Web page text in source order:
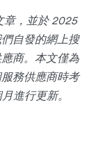
章，並於 2025
自發的網上搜
商。本文僅為
務供應商時考
進行更新。